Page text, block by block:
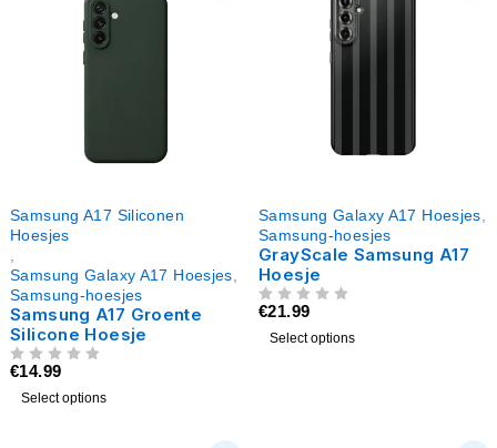
Samsung A17 Siliconen
Hoesjes
Samsung Galaxy A17 Hoesjes
Samsung-hoesjes
Samsung A17 Groente
Silicone Hoesje
€14.99
Select options
Samsung Galaxy A17 Hoesjes
Samsung-hoesjes
GrayScale Samsung A17
Hoesje
€21.99
Select options